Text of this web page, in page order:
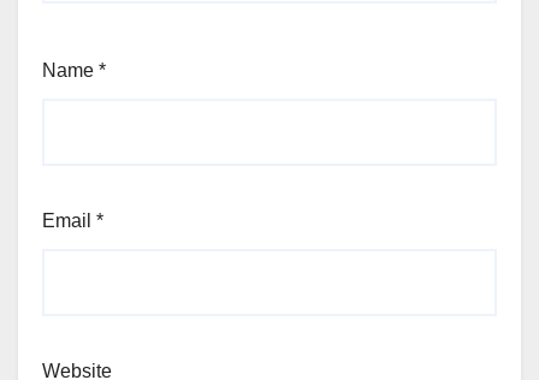
Name *
Email *
Website